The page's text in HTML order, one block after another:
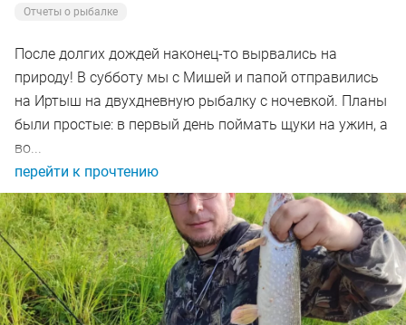
Отчеты о рыбалке
После долгих дождей наконец-то вырвались на
природу! В субботу мы с Мишей и папой отправились
на Иртыш на двухдневную рыбалку с ночевкой. Планы
были простые: в первый день поймать щуки на ужин, а
во...
перейти к прочтению